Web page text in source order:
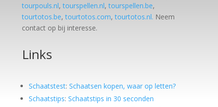
tourpouls.nl,tourspellen.nl,tourspellen.be,
tourtotos.be,tourtotos.com,tourtotos.nl. Neem
contact op bij interesse.
Links
Schaatstest: Schaatsen kopen, waar op letten?
Schaatstips: Schaatstips in 30 seconden